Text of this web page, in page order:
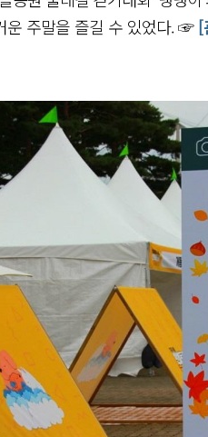
운 주말을 즐길 수 있었다. ☞[